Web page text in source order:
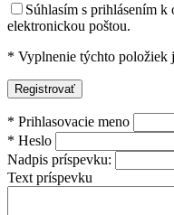
Súhlasím s prihlásením
elektronickou poštou.
* Vyplnenie týchto položiek
* Prihlasovacie meno
* Heslo
Nadpis príspevku:
Text príspevku